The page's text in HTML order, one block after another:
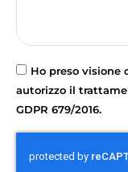
Ho preso
autorizzo il
GDPR 679/2016.